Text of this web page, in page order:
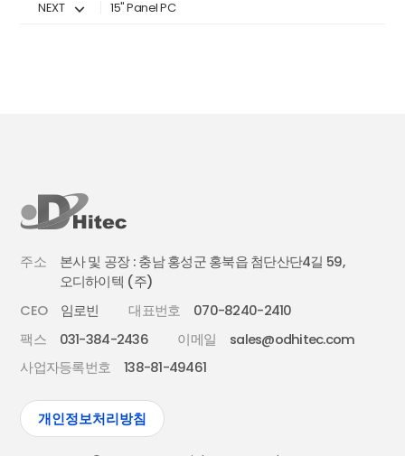
NEXT
15" Panel PC
주소
본사 및 공장 : 충남 홍성군 홍북읍 첨단산단4길 59,
오디하이텍 (주)
CEO
임로빈 대표번호
070-8240-2410
팩스
031-384-2436 이메일
sales@odhitec.com
사업자등록번호
138-81-49461
개인정보처리방침